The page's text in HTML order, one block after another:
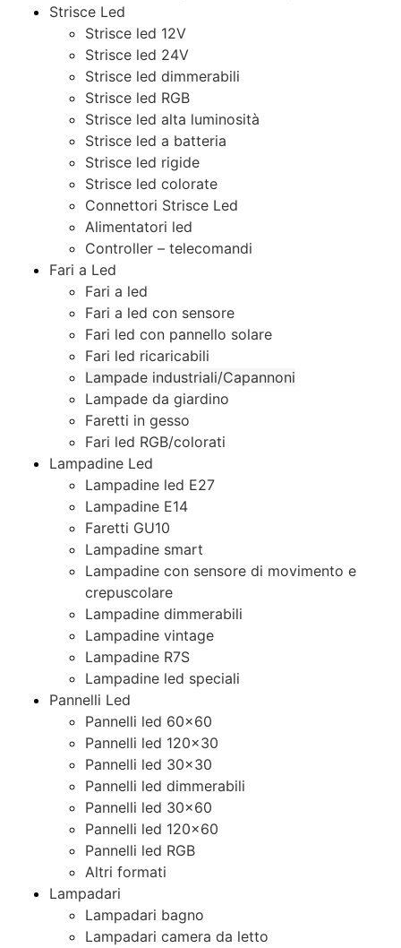
Strisce Led
Strisce led 12V
Strisce led 24V
Strisce led dimmerabili
Strisce led RGB
Strisce led alta luminosità
Strisce led a batteria
Strisce led rigide
Strisce led colorate
Connettori Strisce Led
Alimentatori led
Controller – telecomandi
Fari a Led
Fari a led
Fari a led con sensore
Fari led con pannello solare
Fari led ricaricabili
Lampade industriali/Capannoni
Lampade da giardino
Faretti in gesso
Fari led RGB/colorati
Lampadine Led
Lampadine led E27
Lampadine E14
Faretti GU10
Lampadine smart
Lampadine con sensore di movimento e
crepuscolare
Lampadine dimmerabili
Lampadine vintage
Lampadine R7S
Lampadine led speciali
Pannelli Led
Pannelli led 60×60
Pannelli led 120×30
Pannelli led 30×30
Pannelli led dimmerabili
Pannelli led 30×60
Pannelli led 120×60
Pannelli led RGB
Altri formati
Lampadari
Lampadari bagno
Lampadari camera da letto